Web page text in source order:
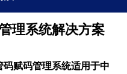
理系统解决方案
赋码管理系统适用于中